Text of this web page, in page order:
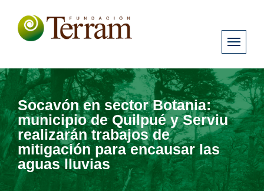
Socavón en sector Botania:
municipio de Quilpué y Serviu
realizarán trabajos de
mitigación para encausar las
aguas lluvias